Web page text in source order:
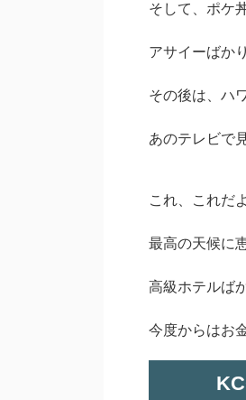
そして、ポケ
アサイーばか
その後は、ハ
あのテレビで
これ、これだ
最高の天候に
高級ホテルば
今度からはお